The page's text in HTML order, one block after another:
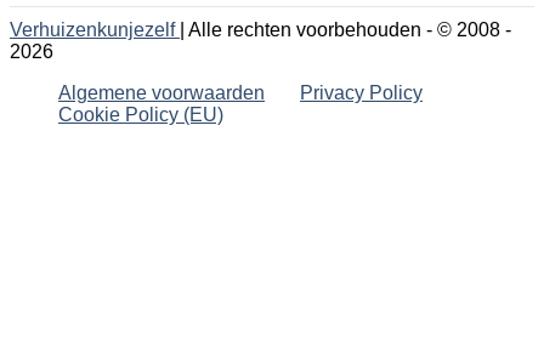
Verhuizenkunjezelf | Alle rechten voorbehouden - © 2008 -
2026
Algemene voorwaarden
Privacy Policy
Cookie Policy (EU)